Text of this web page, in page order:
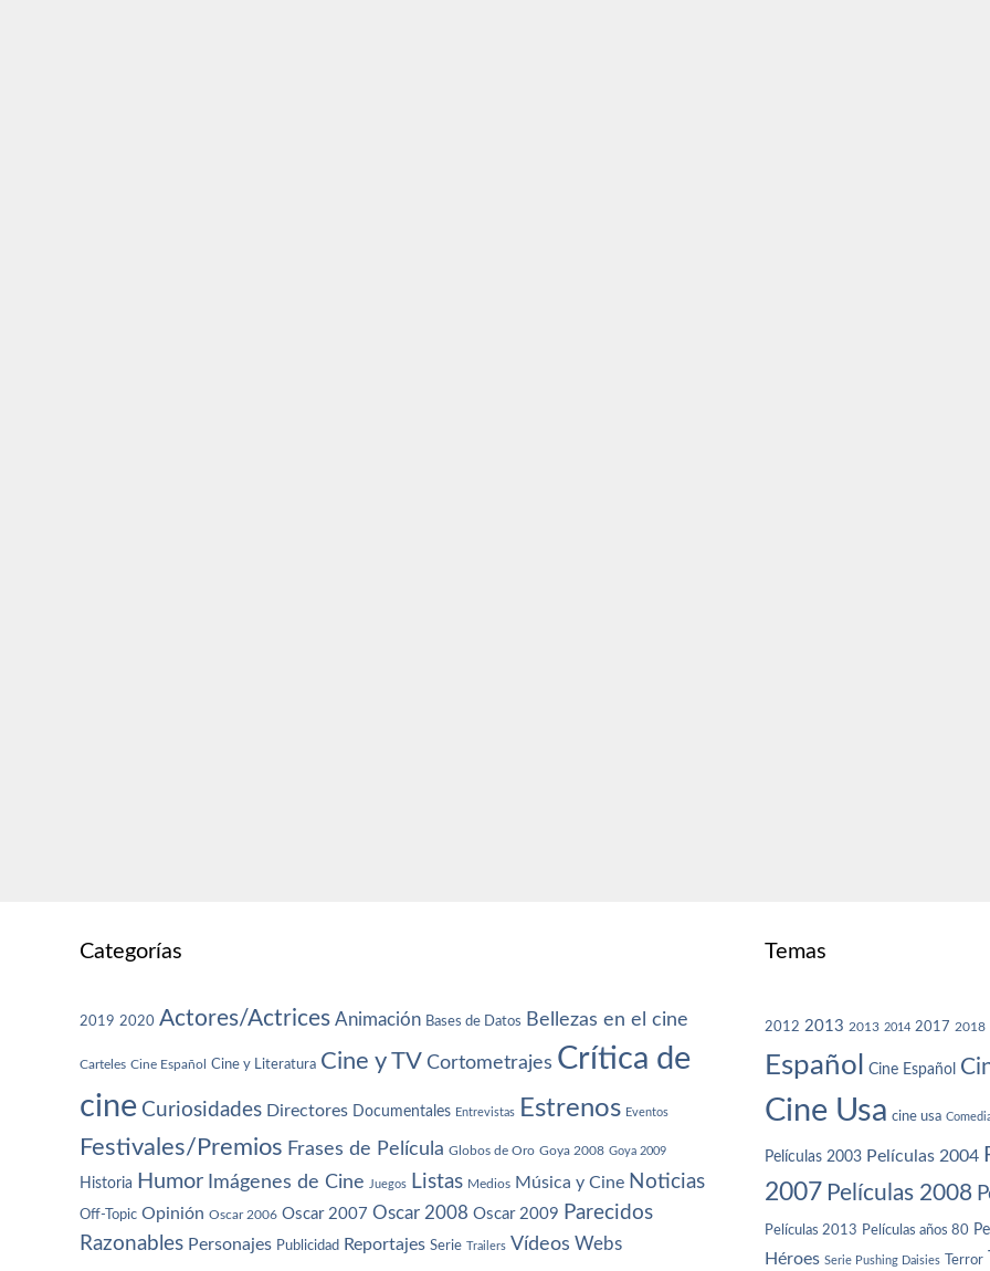
Categorías
2019 2020 Actores/Actrices Animación Bases de Datos Bellezas en el cine
Carteles Cine Español Cine y Literatura Cine y TV Cortometrajes Crítica de
cine Curiosidades Directores Documentales Entrevistas Estrenos Eventos
Festivales/Premios Frases de Película Globos de Oro Goya 2008 Goya 2009
Historia Humor Imágenes de Cine Juegos Listas Medios Música y Cine Noticias
Off-Topic Opinión Oscar 2006 Oscar 2007 Oscar 2008 Oscar 2009 Parecidos
Razonables Personajes Publicidad Reportajes Serie Trailers Vídeos Webs
Temas
2012 2013 2013 2014 2017 2018
Español Cine Español
Cine Usa cine usa
Películas 2003 Películas 2004
2007 Películas 2008
Películas 2013 Películas años 80
Héroes Serie Pushing Daisies Terror